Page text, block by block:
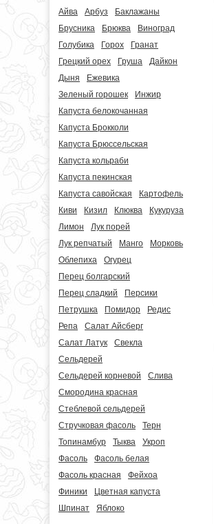
Айва Арбуз
Баклажаны
Брусника
Брюква
Виноград
Голубика
Горох
Гранат
Грецкий орех
Груша
Дайкон
Дыня
Ежевика
Зеленый горошек
Инжир
Капуста белокочанная
Капуста Брокколи
Капуста Брюссельская
Капуста кольраби
Капуста пекинская
Капуста савойская
Картофель
Киви
Кизил Клюква
Кукуруза
Лимон
Лук порей
Лук репчатый
Манго
Морковь
Облепиха
Огурец
Перец болгарский
Перец сладкий
Персики
Петрушка
Помидор
Редис
Репа
Салат Айсберг
Салат Латук
Свекла
Сельдерей
Сельдерей корневой
Слива
Смородина красная
Стеблевой сельдерей
Стручковая фасоль
Терн
Топинамбур
Тыква
Укроп
Фасоль
Фасоль белая
Фасоль красная
Фейхоа
Финики
Цветная капуста
Шпинат
Яблоко